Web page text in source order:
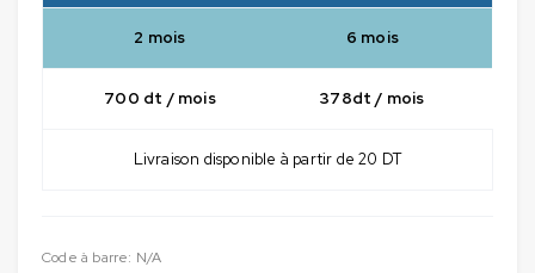
2 mois 6 mois
700 dt / mois 378dt / mois
Livraison disponible à partir de 20 DT
Code à barre: N/A